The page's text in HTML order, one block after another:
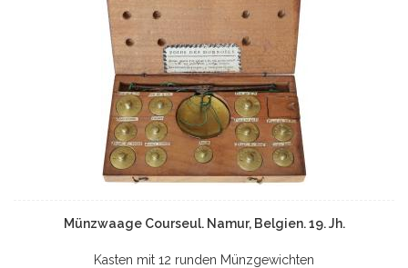
Münzwaage Courseul. Namur, Belgien. 19. Jh.
Kasten mit 12 runden Münzgewichten